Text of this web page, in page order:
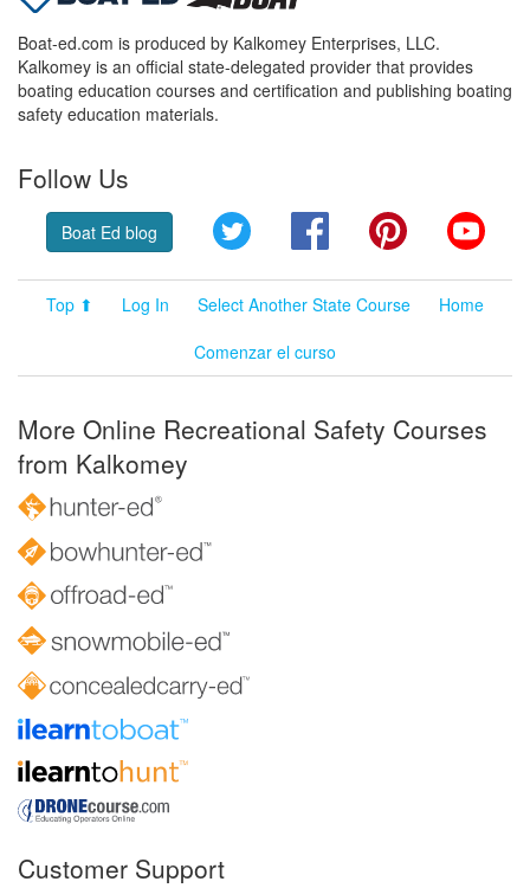
Boat-ed.com is produced by Kalkomey Enterprises, LLC.
Kalkomey is an official state-delegated provider that provides
boating education courses and certification and publishing boating
safety education materials.
Follow Us
Boat Ed blog Twitter FacebookPinterest
Top ⬆ Log In Select Another State Course
Home
Comenzar el curso
More Online Recreational Safety Courses
from Kalkomey
Customer Support